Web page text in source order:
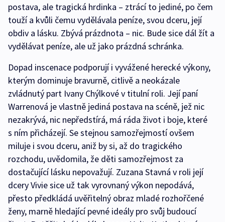
postava, ale tragická hrdinka – ztrácí to jediné, po čem
touží a kvůli čemu vydělávala peníze, svou dceru, její
obdiv a lásku. Zbývá prázdnota – nic. Bude sice dál žít a
vydělávat peníze, ale už jako prázdná schránka.
Dopad inscenace podporují i vyvážené herecké výkony,
kterým dominuje bravurně, citlivě a neokázale
zvládnutý part Ivany Chýlkové v titulní roli. Její paní
Warrenová je vlastně jediná postava na scéně, jež nic
nezakrývá, nic nepředstírá, má ráda život i boje, které
s ním přicházejí. Se stejnou samozřejmostí ovšem
miluje i svou dceru, aniž by si, až do tragického
rozchodu, uvědomila, že děti samozřejmost za
dostačující lásku nepovažují. Zuzana Stavná v roli její
dcery Vivie sice už tak vyrovnaný výkon nepodává,
přesto předkládá uvěřitelný obraz mladé rozhořčené
ženy, marně hledající pevné ideály pro svůj budoucí